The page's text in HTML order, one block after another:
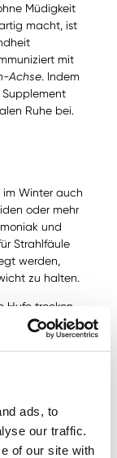
ads, to
our traffic.
of our site with
Müdigkeit
macht, ist
mit
Achse. Indem
Ruhe bei.
im Winter auch
oder mehr
und
Strahlfäule
werden,
zu halten.
Hufe trocken
sofort.
auf
aus Aloe
oder